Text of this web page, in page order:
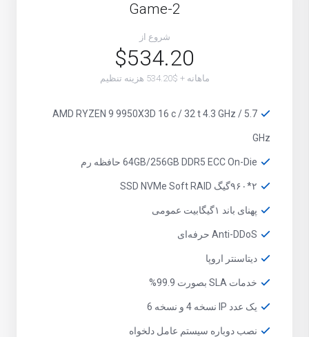
Game-2
شروع از
$534.20
ماهانه + $534.20 هزینه تنظیم
AMD RYZEN 9 9950X3D 16 c / 32 t 4.3 GHz / 5.7
GHz
64GB/256GB DDR5 ECC On-Die حافظه رم
۲*۹۶۰گیگ SSD NVMe Soft RAID
پهنای باند ۱گیگابیت عمومی
Anti-DDoS حرفه‌ای
دیتاسنتر اروپا
خدمات SLA بصورت 99.9%
یک عدد IP نسخه 4 و نسخه 6
نصب دوباره سیستم عامل دلخواه